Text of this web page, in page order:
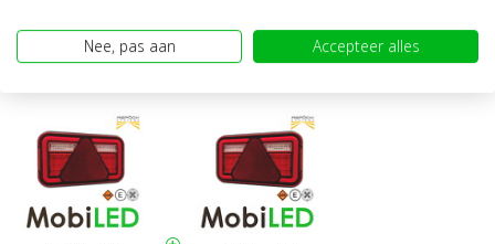
Handige combinatie
Nee, pas aan Accepteer alles